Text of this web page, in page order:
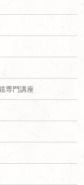
専門講座